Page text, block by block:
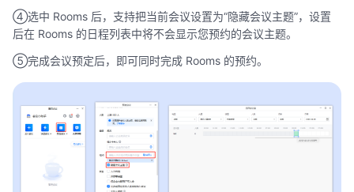
④选中 Rooms 后，支持把当前会议设置为“隐藏会议主题”，设置
后在 Rooms 的日程列表中将不会显示您预约的会议主题。
⑤完成会议预定后，即可同时完成 Rooms 的预约。